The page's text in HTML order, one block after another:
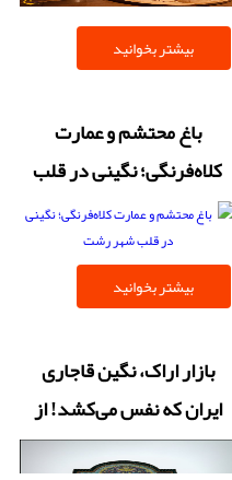
بیشتر بخوانید
باغ محتشم و عمارت
کلاه‌فرنگی؛ نگینی در قلب
شهر رشت
بیشتر بخوانید
بازار اراک، نگین قاجاری
ایران که نفس می‌کشد! از
کاروانسراهای رازآلود تا هنر